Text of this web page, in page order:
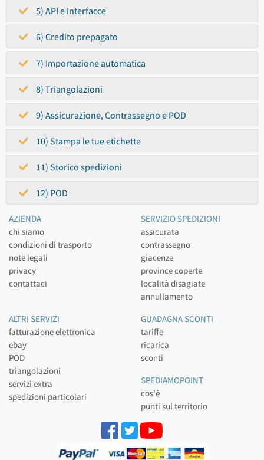
5) API e Interfacce
6) Credito prepagato
7) Importazione automatica
8) Triangolazioni
9) Assicurazione, Contrassegno e POD
10) Stampa le tue etichette
11) Storico spedizioni
12) POD
AZIENDA
chi siamo
condizioni di trasporto
note legali
privacy
contattaci
SERVIZIO SPEDIZIONI
assicurata
contrassegno
giacenze
province coperte
località disagiate
annullamento
ALTRI SERVIZI
fatturazione elettronica
ebay
POD
triangolazioni
servizi extra
spedizioni particolari
GUADAGNA SCONTI
tariffe
ricarica
sconti
SPEDIAMOPOINT
cos'è
punti sul territorio